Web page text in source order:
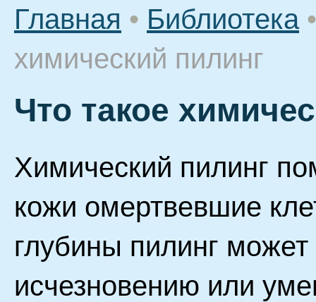
Главная • Библиотека •
химический пилинг
Что такое
Химический пилинг
кожи омертвевшие
глубины пилинг может
исчезновению или